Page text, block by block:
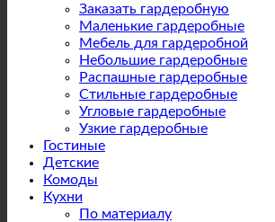
Заказать гардеробную
Маленькие гардеробные
Мебель для гардеробной
Небольшие гардеробные
Распашные гардеробные
Стильные гардеробные
Угловые гардеробные
Узкие гардеробные
Гостиные
Детские
Комоды
Кухни
По материалу